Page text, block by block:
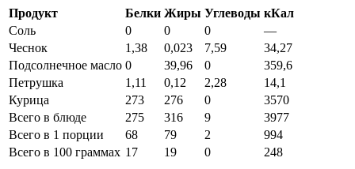
Продукт Белки Жиры Углеводы кКал
Соль
0 0 0
—
Чеснок
1,38 0,023 7,59
34,27
Подсолнечное масло 0 39,96 0
359,6
Петрушка
1,11 0,12 2,28
14,1
Курица
273 276 0
3570
Всего в блюде
275 316 9
3977
Всего в 1 порции
68 79 2
994
Всего в 100 граммах 17 19 0 248